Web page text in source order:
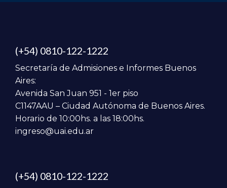
(+54) 0810-122-1222
Secretaría de Admisiones e Informes Buenos
Aires:
Avenida San Juan 951 - 1er piso
C1147AAU – Ciudad Autónoma de Buenos Aires.
Horario de 10:00hs. a las 18:00hs.
ingreso@uai.edu.ar
(+54) 0810-122-1222